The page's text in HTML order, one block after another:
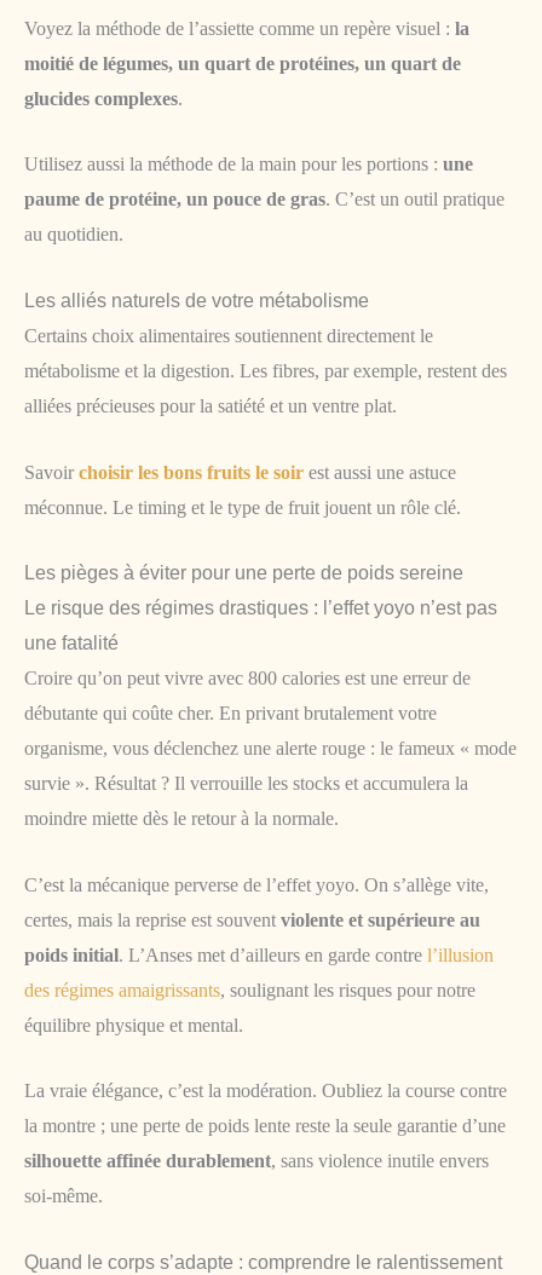
Voyez la méthode de l’assiette comme un repère visuel : la
moitié de légumes, un quart de protéines, un quart de
glucides complexes.
Utilisez aussi la méthode de la main pour les portions : une
paume de protéine, un pouce de gras. C’est un outil pratique
au quotidien.
Les alliés naturels de votre métabolisme
Certains choix alimentaires soutiennent directement le
métabolisme et la digestion. Les fibres, par exemple, restent des
alliées précieuses pour la satiété et un ventre plat.
Savoir choisir les bons fruits le soir est aussi une astuce
méconnue. Le timing et le type de fruit jouent un rôle clé.
Les pièges à éviter pour une perte de poids sereine
Le risque des régimes drastiques : l’effet yoyo n’est pas
une fatalité
Croire qu’on peut vivre avec 800 calories est une erreur de
débutante qui coûte cher. En privant brutalement votre
organisme, vous déclenchez une alerte rouge : le fameux « mode
survie ». Résultat ? Il verrouille les stocks et accumulera la
moindre miette dès le retour à la normale.
C’est la mécanique perverse de l’effet yoyo. On s’allège vite,
certes, mais la reprise est souvent violente et supérieure au
poids initial. L’Anses met d’ailleurs en garde contre l’illusion
des régimes amaigrissants, soulignant les risques pour notre
équilibre physique et mental.
La vraie élégance, c’est la modération. Oubliez la course contre
la montre ; une perte de poids lente reste la seule garantie d’une
silhouette affinée durablement, sans violence inutile envers
soi-même.
Quand le corps s’adapte : comprendre le ralentissement